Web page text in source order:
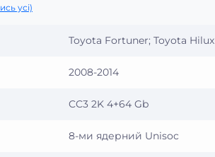
усі)
Toyota Fortuner; Toyota Hilux
2008-2014
CC3 2K 4+64 Gb
8-ми ядерний Unisoc